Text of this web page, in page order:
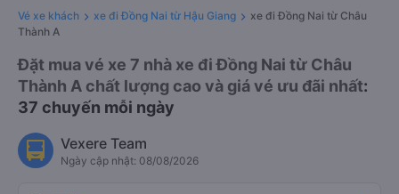
Vé xe khách xe đi Đồng Nai từ Hậu Giang
xe đi Đồng Nai từ Châu
Thành A
Đặt mua vé xe 7 nhà xe đi Đồng Nai từ Châu
Thành A chất lượng cao và giá vé ưu đãi nhất:
37 chuyến mỗi ngày
Vexere Team
Ngày cập nhật: 08/08/2026